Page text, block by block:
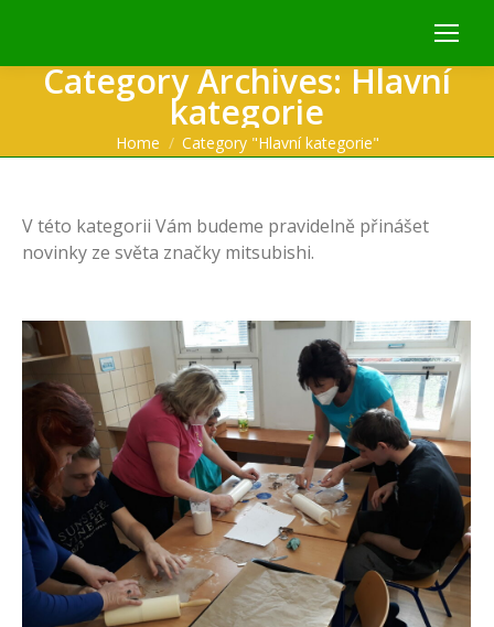
Category Archives:Hlavní
kategorie
You are here:
Home Category "Hlavní kategorie"
V této kategorii Vám budeme pravidelně přinášet
novinky ze světa značky mitsubishi.